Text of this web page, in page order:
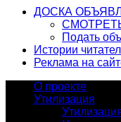
ДОСКА
Подать
Истории
Реклама на
О проекте
Утилизация